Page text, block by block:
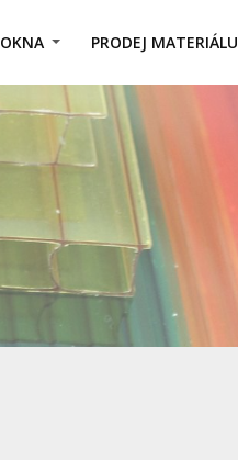
PRODEJ MATERIÁLU